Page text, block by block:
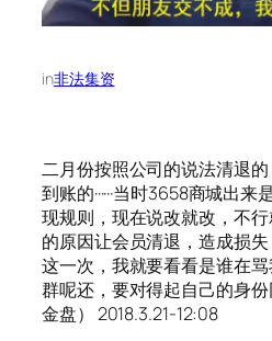
in非法集资
二月份按照公司的说法清退
到账的······当时3658商城出
现规则，现在说改就改，不
的原因让会员清退，造成损失
这一次，我就要看看是谁在骂我
群呢还，要对得起自己的身份
金盘） 2018.3.21-12:08